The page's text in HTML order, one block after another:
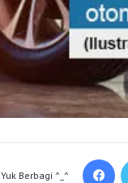
Yuk Berbagi ^_^